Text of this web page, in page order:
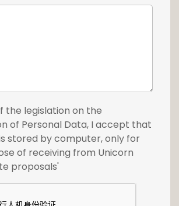
the legislation on the
of Personal Data, I accept that
stored by computer, only for
of receiving from Unicorn
proposals'